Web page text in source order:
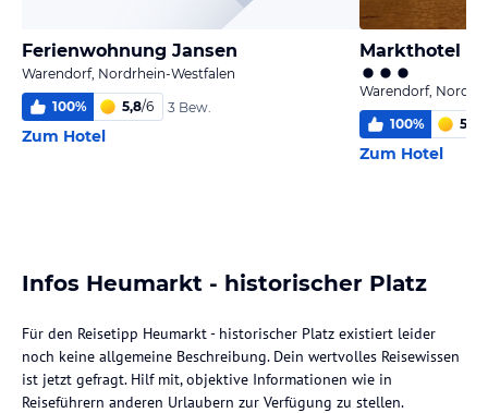
Ferienwohnung Jansen
Warendorf, Nordrhein-Westfalen
100% 5,8/6 3 Bew.
Zum Hotel
Markthotel
Warendorf,
100% 5,0
Zum Hotel
Infos Heumarkt - historischer Platz
Für den Reisetipp Heumarkt - historischer Platz existiert leider
noch keine allgemeine Beschreibung. Dein wertvolles Reisewissen
ist jetzt gefragt. Hilf mit, objektive Informationen wie in
Reiseführern anderen Urlaubern zur Verfügung zu stellen.